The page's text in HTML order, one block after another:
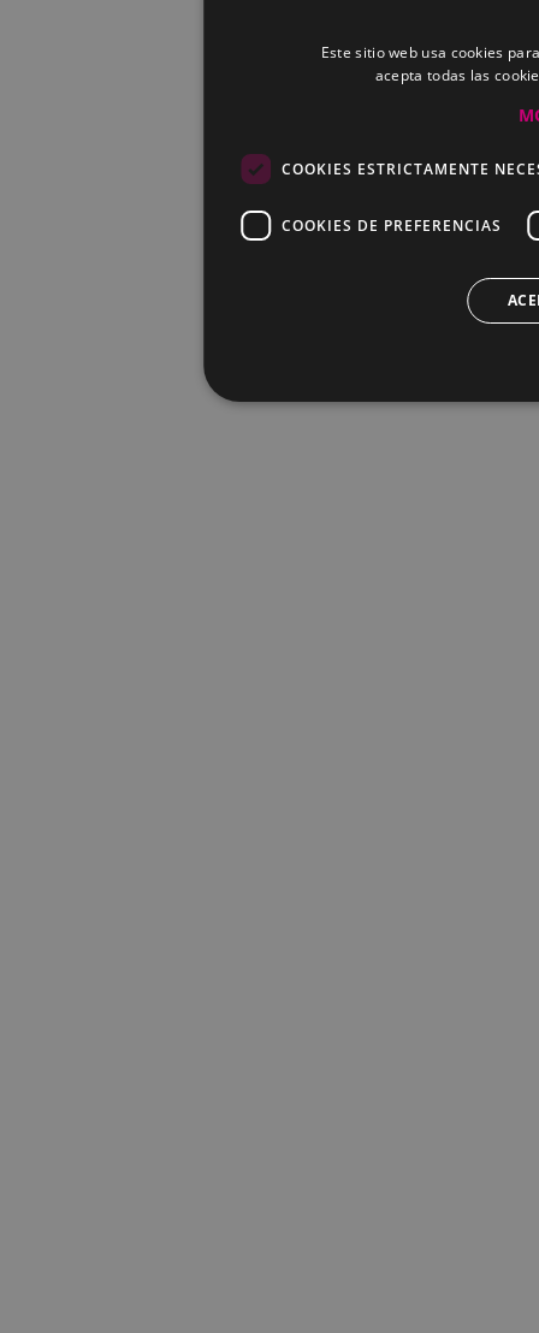
Este sitio web usa cookies
acepta todas las
COOKIES ESTRICTAMENTE
COOKIES DE PREFERENCIAS